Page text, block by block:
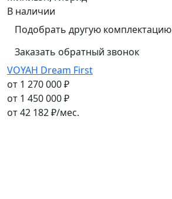
В наличии
Подобрать другую комплектацию
Заказать обратный звонок
VOYAH Dream First
от 1 270 000 ₽
от 1 450 000 ₽
от42 182₽/мес.